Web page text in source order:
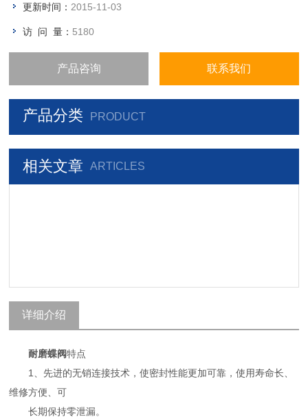
更新时间： 2015-11-03
访 问 量： 5180
产品咨询 联系我们
产品分类 PRODUCT
相关文章 ARTICLES
详细介绍
耐磨蝶阀特点
1、先进的无销连接技术，使密封性能更加可靠，使用寿命长、
维修方便、可
长期保持零泄漏。